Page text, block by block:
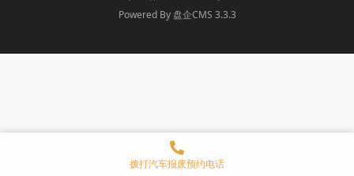
Powered By 盘企CMS 3.3.3
盘企CMS
拨打汽车报废预约电话